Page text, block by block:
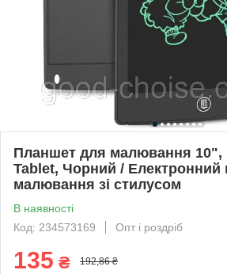
Планшет для малювання 10",
Tablet, Чорний / Електронний
малювання зі стилусом
В наявності
Код: 234573169
Опт і роздріб
135 ₴ 192,86 ₴